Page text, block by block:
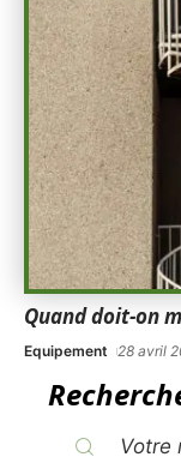
Quand doit-on
Equipement 28 avril